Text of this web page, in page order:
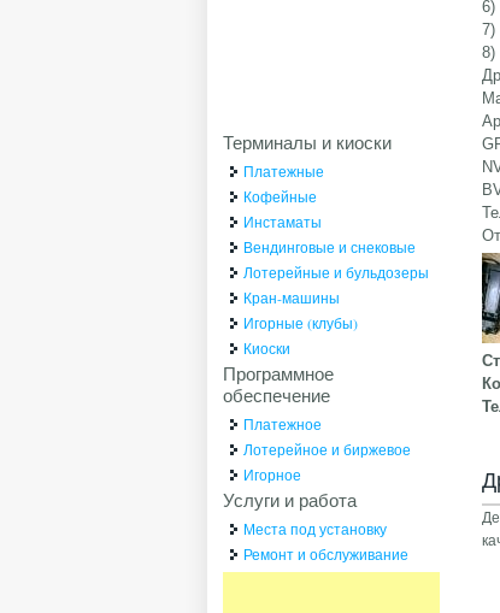
6)
7)
8)
Терминалы и киоски
Платежные
Кофейные
Инстаматы
Вендинговые и снековые
Лотерейные и бульдозеры
Кран-машины
Игорные (клубы)
Киоски
Программное
обеспечение
Платежное
Лотерейное и биржевое
Игорное
Услуги и работа
Места под установку
Ремонт и обслуживание